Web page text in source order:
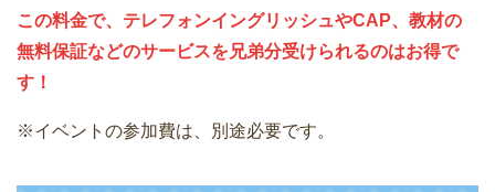
この料金で、テレフォンイングリッシュやCAP、教材の
無料保証などのサービスを兄弟分受けられるのはお得で
す！
※イベントの参加費は、別途必要です。